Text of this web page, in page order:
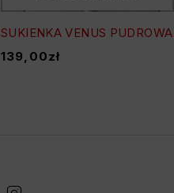
SUKIENKA VENUS PUDROWA
139,00zł